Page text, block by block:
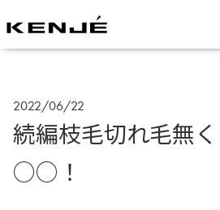
2022/06/22
続編枝毛切れ毛無
○○！